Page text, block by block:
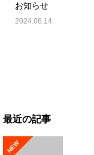
お知らせ
2024.06.14
最近の記事
NEW